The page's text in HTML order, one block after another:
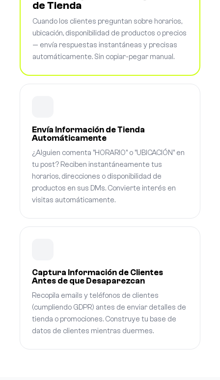
de Tienda
Cuando los clientes preguntan sobre horarios,
ubicación, disponibilidad de productos o precios
— envía respuestas instantáneas y precisas
automáticamente. Sin copiar-pegar manual.
Envía Información de Tienda
Automáticamente
¿Alguien comenta "HORARIO" o "UBICACIÓN" en
tu post? Reciben instantáneamente tus
horarios, direcciones o disponibilidad de
productos en sus DMs. Convierte interés en
visitas automáticamente.
Captura Información de Clientes
Antes de que Desaparezcan
Recopila emails y teléfonos de clientes
(cumpliendo GDPR) antes de enviar detalles de
tienda o promociones. Construye tu base de
datos de clientes mientras duermes.